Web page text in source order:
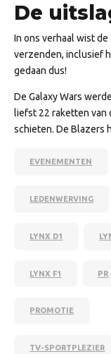
De
In ons verhaal wist
verzenden, inclusief
gedaan dus!
De Galaxy Wars
liefst 22 raketten van
schieten. De Blazers
EVENEMENTEN
LEDENWERVING
LYNX D1
LYNX F1 PR
PROMOTIE
TV-SPORTPLEZIER